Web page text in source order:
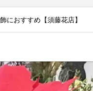
におすすめ【須藤花店】